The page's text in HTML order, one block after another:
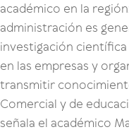
académico en la
administración es
investigación
en las empresas y
transmitir
Comercial y de
señala el académico